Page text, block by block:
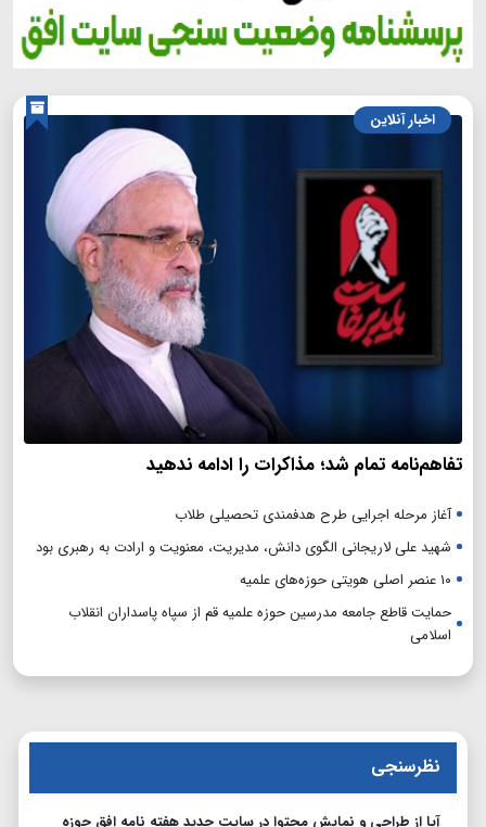
اخبار آنلاین
تفاهم‌نامه تمام شد؛ مذاکرات را ادامه ندهید
آغاز مرحله اجرایی طرح هدفمندی تحصیلی طلاب
شهید علی لاریجانی الگوی دانش، مدیریت، معنویت و ارادت به رهبری بود
۱۰ عنصر اصلی هویتی حوزه‌های علمیه
حمایت قاطع جامعه مدرسین حوزه علمیه قم از سپاه پاسداران انقلاب
اسلامی
نظرسنجی
آیا از طراحی و نمایش محتوا در سایت جدید هفته نامه افق حوزه